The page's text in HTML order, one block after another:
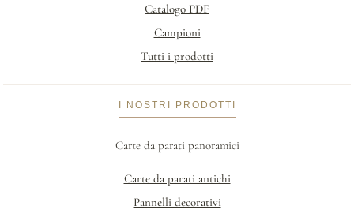
Catalogo PDF
Campioni
Tutti i prodotti
I NOSTRI PRODOTTI
Carte da parati panoramici
Carte da parati antichi
Pannelli decorativi